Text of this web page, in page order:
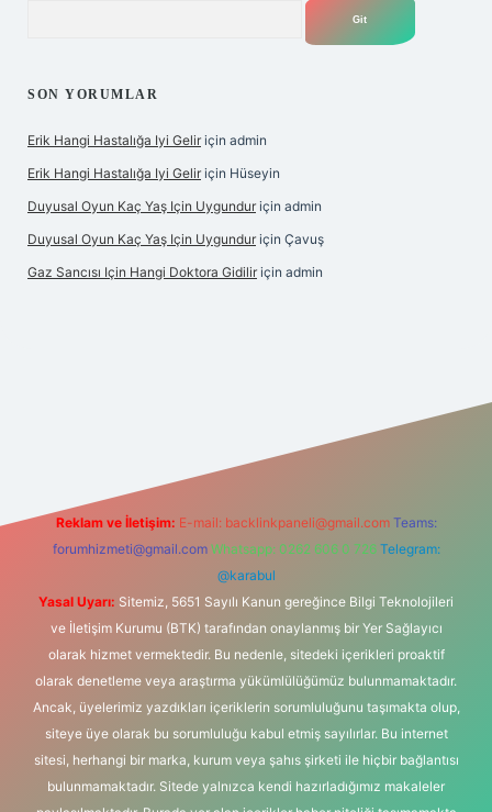
SON YORUMLAR
Erik Hangi Hastalığa Iyi Gelir için admin
Erik Hangi Hastalığa Iyi Gelir için Hüseyin
Duyusal Oyun Kaç Yaş Için Uygundur için admin
Duyusal Oyun Kaç Yaş Için Uygundur için Çavuş
Gaz Sancısı Için Hangi Doktora Gidilir için admin
Reklam ve İletişim: E-mail: backlinkpaneli@gmail.com Teams:
forumhizmeti@gmail.com Whatsapp: 0262 606 0 726 Telegram:
@karabul
Yasal Uyarı: Sitemiz, 5651 Sayılı Kanun gereğince Bilgi Teknolojileri
ve İletişim Kurumu (BTK) tarafından onaylanmış bir Yer Sağlayıcı
olarak hizmet vermektedir. Bu nedenle, sitedeki içerikleri proaktif
olarak denetleme veya araştırma yükümlülüğümüz bulunmamaktadır.
Ancak, üyelerimiz yazdıkları içeriklerin sorumluluğunu taşımakta olup,
siteye üye olarak bu sorumluluğu kabul etmiş sayılırlar. Bu internet
sitesi, herhangi bir marka, kurum veya şahıs şirketi ile hiçbir bağlantısı
bulunmamaktadır. Sitede yalnızca kendi hazırladığımız makaleler